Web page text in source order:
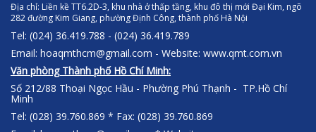
Địa chỉ: Liền kề TT6.2D-3, khu nhà ở thấp tầng, khu đô thị mới Đại Kim, ngõ
282 đường Kim Giang, phường Định Công, thành phố Hà Nội
Tel: (024) 36.419.788 - (024) 36.419.789
Email: hoaqmthcm@gmail.com - Website: www.qmt.com.vn
Văn phòng Thành phố Hồ Chí Minh:
Số 212/88 Thoại Ngọc Hầu - Phường Phú Thạnh - TP.Hồ Chí
Minh
Tel: (028) 39.760.869 * Fax: (028) 39.760.869